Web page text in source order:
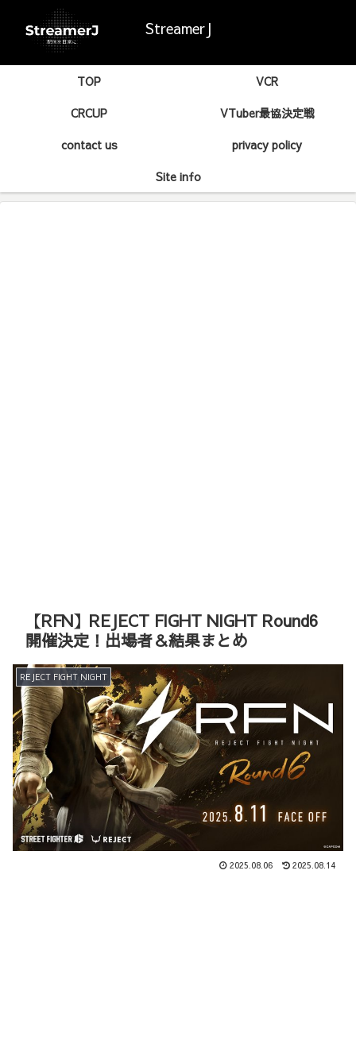
StreamerJ
TOP
VCR
CRCUP
VTuber最協決定戦
contact us
privacy policy
Site info
【RFN】REJECT FIGHT NIGHT Round6
開催決定！出場者＆結果まとめ
REJECT FIGHT NIGHT
2025.08.06 2025.08.14